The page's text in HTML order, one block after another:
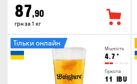
87,90
грн за 1 кг
Міцність
4.7 °
Гіркота
11 IBU
Тільки онлайн